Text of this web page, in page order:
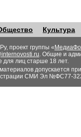
Культура
проект группы «
. Общие и
для лиц старше 18 лет.
допускается
СМИ Эл №ФС77-